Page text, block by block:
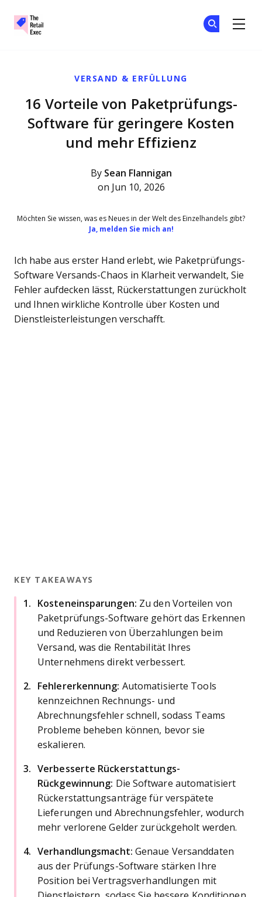
VERSAND & ERFÜLLUNG
16 Vorteile von Paketprüfungs-
Software für geringere Kosten
und mehr Effizienz
By Sean Flannigan
on Jun 10, 2026
Möchten Sie wissen, was es Neues in der Welt des Einzelhandels gibt?
Ja, melden Sie mich an!
Ich habe aus erster Hand erlebt, wie Paketprüfungs-
Software Versands-Chaos in Klarheit verwandelt, Sie
Fehler aufdecken lässt, Rückerstattungen zurückholt
und Ihnen wirkliche Kontrolle über Kosten und
Dienstleisterleistungen verschafft.
KEY TAKEAWAYS
Kosteneinsparungen: Zu den Vorteilen von
Paketprüfungs-Software gehört das Erkennen
und Reduzieren von Überzahlungen beim
Versand, was die Rentabilität Ihres
Unternehmens direkt verbessert.
Fehlererkennung: Automatisierte Tools
kennzeichnen Rechnungs- und
Abrechnungsfehler schnell, sodass Teams
Probleme beheben können, bevor sie
eskalieren.
Verbesserte Rückerstattungs-
Rückgewinnung: Die Software automatisiert
Rückerstattungsanträge für verspätete
Lieferungen und Abrechnungsfehler, wodurch
mehr verlorene Gelder zurückgeholt werden.
Verhandlungsmacht: Genaue Versanddaten
aus der Prüfungs-Software stärken Ihre
Position bei Vertragsverhandlungen mit